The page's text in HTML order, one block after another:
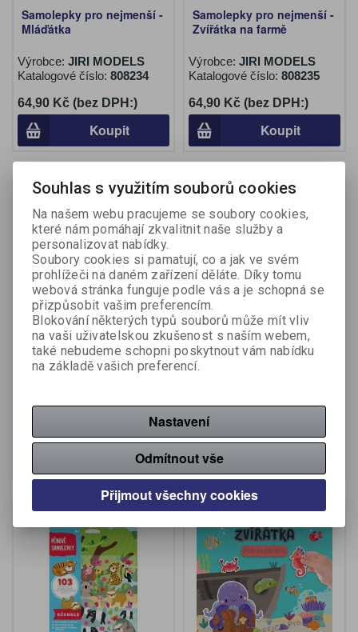
Samolepky pro nejmenší -
Mláďátka
Výrobce: JIRI MODELS
Katalogové číslo: 808234
64,90 Kč (bez DPH:)
Koupit
Samolepky pro nejmenší -
Zvířátka na farmě
Výrobce: JIRI MODELS
Katalogové číslo: 808235
64,90 Kč (bez DPH:)
Koupit
Samolepky pro nejmenší -
Zvířátka v ZOO
Katalogové číslo:808236
Samolepky pěnové
CONCORDE - Princezny
Katalogové číslo:808256
84,90 Kč (bez DPH:)
Souhlas s využitím souborů cookies
Na našem webu pracujeme se soubory cookies,
které nám pomáhají zkvalitnit naše služby a
personalizovat nabídky.
Soubory cookies si pamatují, co a jak ve svém
prohlížeči na daném zařízení děláte. Díky tomu
webová stránka funguje podle vás a je schopná se
přizpůsobit vašim preferencím.
Blokování některých typů souborů může mít vliv
na vaši uživatelskou zkušenost s naším webem,
také nebudeme schopni poskytnout vám nabídku
na základě vašich preferencí.
Nastavení
Odmítnout vše
Přijmout všechny cookies